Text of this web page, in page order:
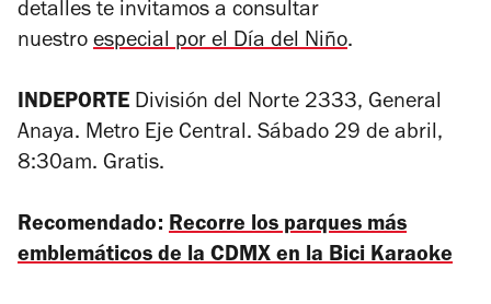
detalles te invitamos a consultar
nuestro especial por el Día del Niño.
INDEPORTE División del Norte 2333, General
Anaya. Metro Eje Central. Sábado 29 de abril,
8:30am. Gratis.
Recomendado: Recorre los parques más
emblemáticos de la CDMX en la Bici Karaoke